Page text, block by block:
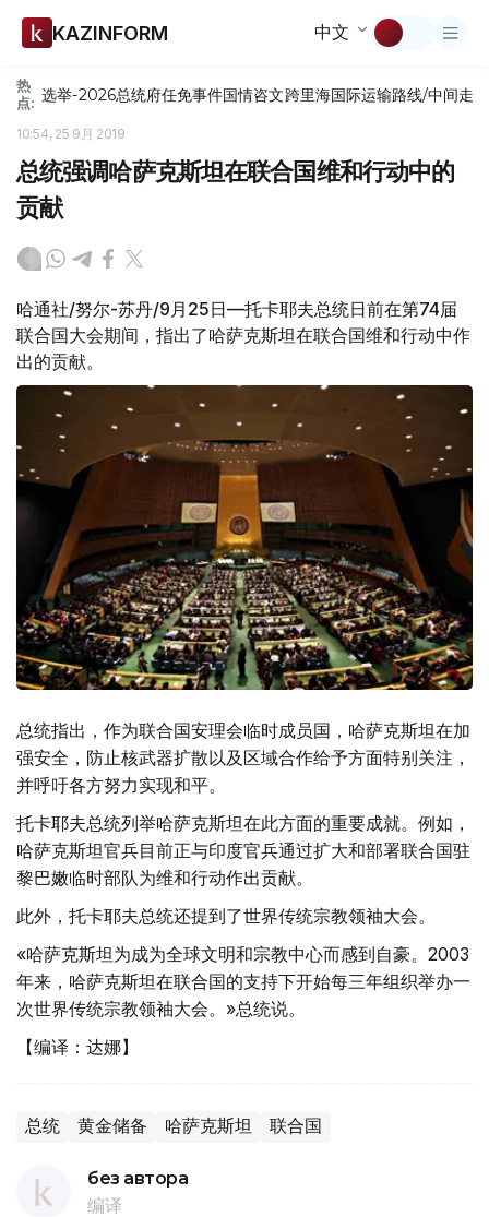
KAZINFORM 中文
热
点: 选举-2026总统府任免事件国情咨文跨里海国际运输路线/中间走廊
10:54, 25 9月 2019
总统强调哈萨克斯坦在联合国维和行动中的
贡献
哈通社/努尔-苏丹/9月25日—托卡耶夫总统日前在第74届
联合国大会期间，指出了哈萨克斯坦在联合国维和行动中作
出的贡献。
总统指出，作为联合国安理会临时成员国，哈萨克斯坦在加
强安全，防止核武器扩散以及区域合作给予方面特别关注，
并呼吁各方努力实现和平。
托卡耶夫总统列举哈萨克斯坦在此方面的重要成就。例如，
哈萨克斯坦官兵目前正与印度官兵通过扩大和部署联合国驻
黎巴嫩临时部队为维和行动作出贡献。
此外，托卡耶夫总统还提到了世界传统宗教领袖大会。
«哈萨克斯坦为成为全球文明和宗教中心而感到自豪。2003
年来，哈萨克斯坦在联合国的支持下开始每三年组织举办一
次世界传统宗教领袖大会。»总统说。
【编译：达娜】
总统 黄金储备 哈萨克斯坦 联合国
без автора
编译